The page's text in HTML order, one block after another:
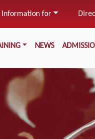
to
main
Information for
у хедері
NEWS